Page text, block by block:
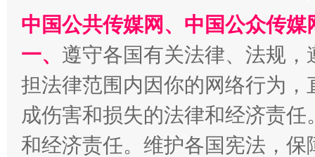
受贿1.44亿！段成刚被判无期 从幼
中国公共传媒网、中国公众传
一、 遵守各国有关法律、法规
担法律范围内因你的网络行为
成伤害和损失的法律和经济责
和经济责任。维护各国宪法，